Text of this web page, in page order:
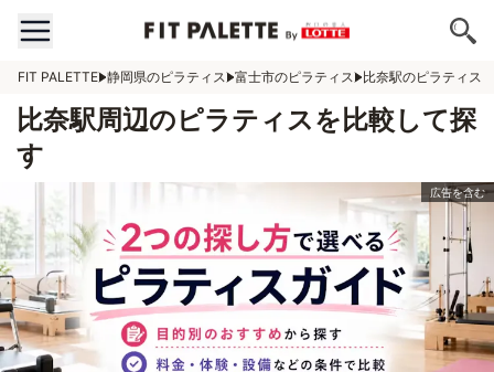
FIT PALETTE 静岡県のピラティス 富士市のピラティス 比奈駅のピラティス
比奈駅周辺のピラティスを比較して探
す